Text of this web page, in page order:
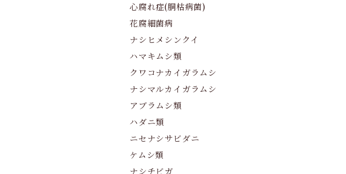
心腐れ症(胴枯病菌)
花腐細菌病
ナシヒメシンクイ
ハマキムシ類
クワコナカイガラムシ
ナシマルカイガラムシ
アブラムシ類
ハダニ類
ニセナシサビダニ
ケムシ類
ナシチビガ